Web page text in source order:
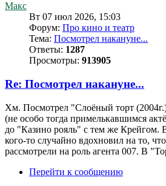
Макс
Вт 07 июл 2026, 15:03
Форум: Про кино и театр
Тема: Посмотрел накануне...
Ответы: 1287
Просмотры: 913905
Re: Посмотрел накануне...
Хм. Посмотрел "Слоёный торт
(не особо тогда примелькавшимся
до "Казино рояль" с тем же Крейгом.
кого-то случайно вдохновил на то,
рассмотрели на роль агента 007. В
Перейти к сообщению